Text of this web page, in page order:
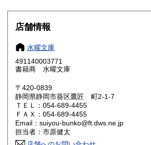
大阪府
鳥取県 300円
岡山県 300円 広島県
山口県
店舗情報
水曜文庫
491140003771
書籍商 水曜文庫
〒420-0839
静岡県静岡市葵区鷹匠 町2-1-7
ＴＥＬ：054-689-4455
ＦＡＸ：054-689-4455
Email：suiyou-bunko@ft.dws.ne.jp
担当者：市原健太